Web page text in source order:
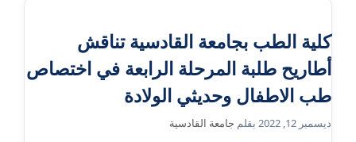
كلية الطب بجامعة القادسية تناقش
أطاريح طلبة المرحلة الرابعة في اختصاص
طب الاطفال وحديثي الولادة
ديسمبر 12, 2022 بقلم جامعة القادسية